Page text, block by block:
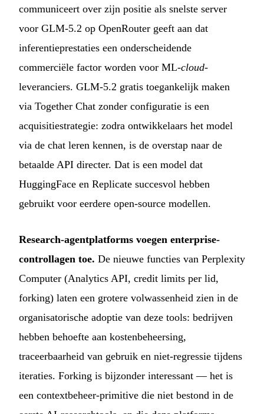
communiceert over zijn positie als snelste server
voor GLM-5.2 op OpenRouter geeft aan dat
inferentieprestaties een onderscheidende
commerciële factor worden voor ML-cloud-
leveranciers. GLM-5.2 gratis toegankelijk maken
via Together Chat zonder configuratie is een
acquisitiestrategie: zodra ontwikkelaars het model
via de chat leren kennen, is de overstap naar de
betaalde API directer. Dat is een model dat
HuggingFace en Replicate succesvol hebben
gebruikt voor eerdere open-source modellen.
Research-agentplatforms voegen enterprise-
controllagen toe. De nieuwe functies van Perplexity
Computer (Analytics API, credit limits per lid,
forking) laten een grotere volwassenheid zien in de
organisatorische adoptie van deze tools: bedrijven
hebben behoefte aan kostenbeheersing,
traceerbaarheid van gebruik en niet-regressie tijdens
iteraties. Forking is bijzonder interessant — het is
een contextbeheer-primitive die niet bestond in de